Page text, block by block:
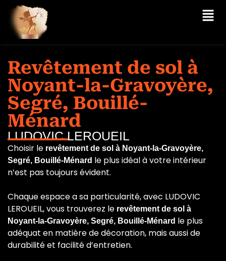
Revêtement de sol à
Noyant-la-Gravoyère,
Segré, Bouillé-
Ménard
LUDOVIC LEROUEIL
Choisir le revêtement de sol à Noyant-la-Gravoyère,
Segré, Bouillé-Ménard le plus idéal à votre intérieur
n’est pas toujours évident.
Chaque espace a sa particularité, avec LUDOVIC
LEROUEIL, vous trouverez le revêtement de sol à
Noyant-la-Gravoyère, Segré, Bouillé-Ménard le plus
adéquat en matière de décoration, mais aussi de
durabilité et facilité d’entretien.